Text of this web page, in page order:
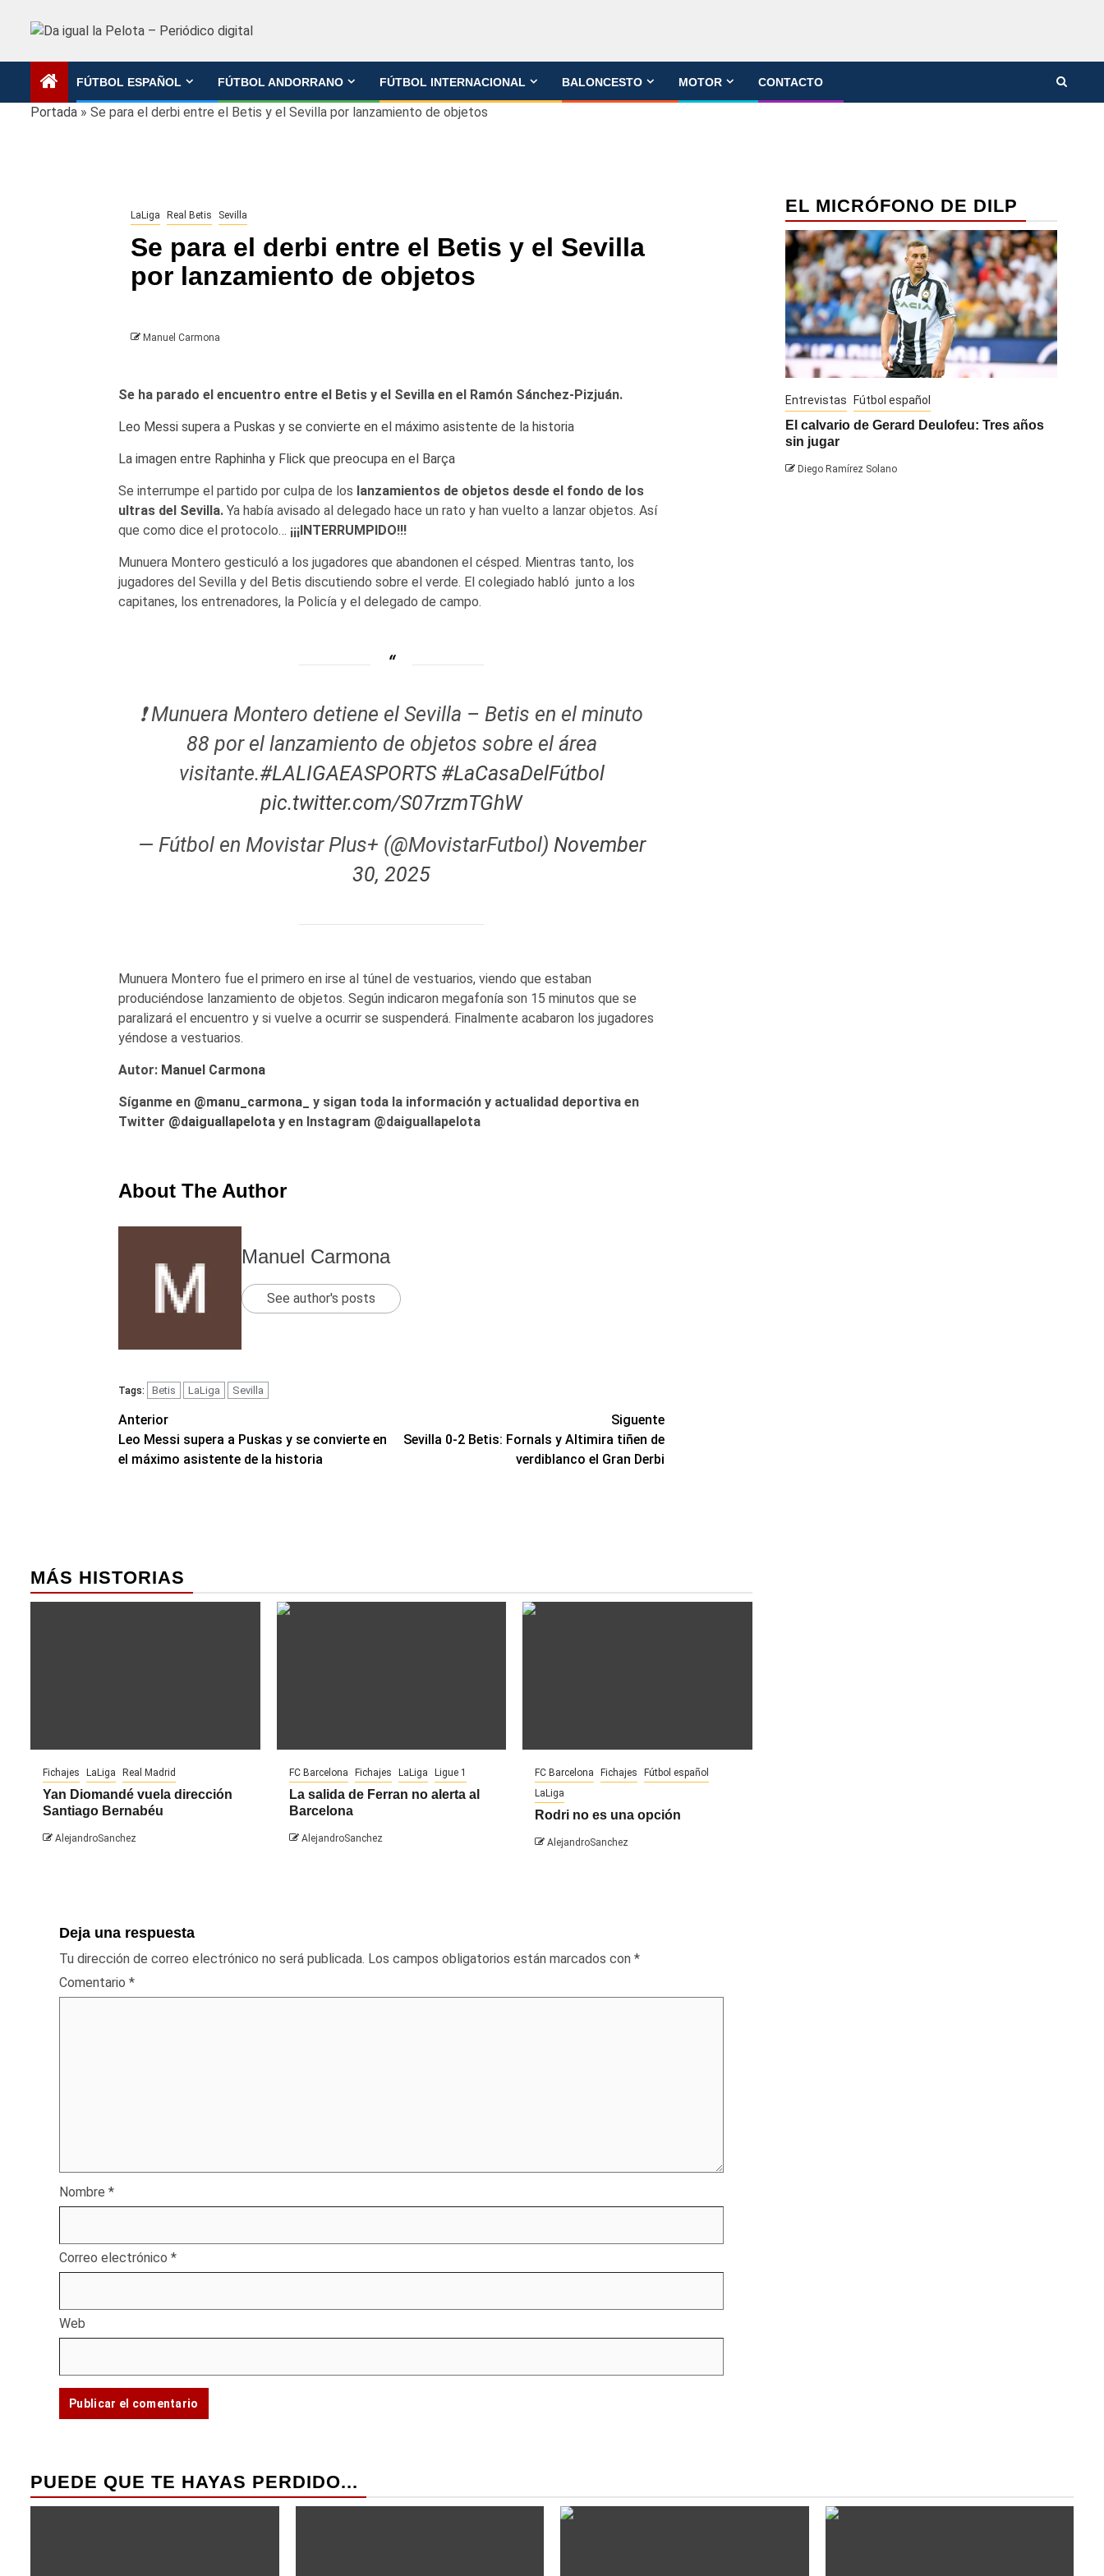
FÚTBOL ESPAÑOL FÚTBOL ANDORRANO FÚTBOL INTERNACIONAL BALONCESTO MOTOR CONTACTO
Portada » Se para el derbi entre el Betis y el Sevilla por lanzamiento de objetos
LaLiga Real Betis Sevilla
Se para el derbi entre el Betis y el Sevilla
por lanzamiento de objetos
Manuel Carmona
Se ha parado el encuentro entre el Betis y el Sevilla en el Ramón Sánchez-Pizjuán.
Leo Messi supera a Puskas y se convierte en el máximo asistente de la historia
La imagen entre Raphinha y Flick que preocupa en el Barça
Se interrumpe el partido por culpa de los lanzamientos de objetos desde el fondo de los
ultras del Sevilla.Ya había avisado al delegado hace un rato y han vuelto a lanzar objetos. Así
que como dice el protocolo… ¡¡¡INTERRUMPIDO!!!
Munuera Montero gesticuló a los jugadores que abandonen el césped. Mientras tanto, los
jugadores del Sevilla y del Betis discutiendo sobre el verde. El colegiado habló junto a los
capitanes, los entrenadores, la Policía y el delegado de campo.
❗️ Munuera Montero detiene el Sevilla – Betis en el minuto
88 por el lanzamiento de objetos sobre el área
visitante.#LALIGAEASPORTS #LaCasaDelFútbol
pic.twitter.com/S07rzmTGhW
— Fútbol en Movistar Plus+ (@MovistarFutbol) November
30, 2025
Munuera Montero fue el primero en irse al túnel de vestuarios, viendo que estaban
produciéndose lanzamiento de objetos. Según indicaron megafonía son 15 minutos que se
paralizará el encuentro y si vuelve a ocurrir se suspenderá. Finalmente acabaron los jugadores
yéndose a vestuarios.
Autor: Manuel Carmona
Síganme en @manu_carmona_
y sigan toda la información y actualidad deportiva en
Twitter @daiguallapelotay en Instagram @daiguallapelota
About The Author
Manuel Carmona
See author's posts
Tags: Betis LaLiga Sevilla
Navegación
de
Anterior
Leo Messi supera a Puskas y se convierte en
el máximo asistente de la historia
Siguente
Sevilla 0-2 Betis: Fornals y Altimira tiñen de
verdiblanco el Gran Derbi
MÁS HISTORIAS
Fichajes LaLiga Real Madrid
Yan Diomandé vuela dirección
Santiago Bernabéu
AlejandroSanchez
FC Barcelona Fichajes LaLiga Ligue 1
La salida de Ferran no alerta al
Barcelona
AlejandroSanchez
FC Barcelona Fichajes
Fútbol español
LaLiga
Rodri no es una opción
AlejandroSanchez
Deja una respuesta
Tu dirección de correo electrónico no será publicada. Los campos obligatorios están marcados con *
Comentario *
Nombre *
Correo electrónico *
Web
EL MICRÓFONO DE DILP
Entrevistas Fútbol español
El calvario de Gerard Deulofeu: Tres años
sin jugar
Diego Ramírez Solano
PUEDE QUE TE HAYAS PERDIDO...